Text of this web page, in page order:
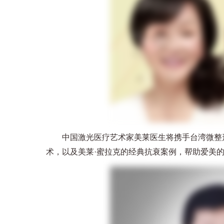
中国激光医疗艺术家美莱医生将携手台湾微整
术，以及美莱·蜜拉克的经典抗衰案例，帮助爱美